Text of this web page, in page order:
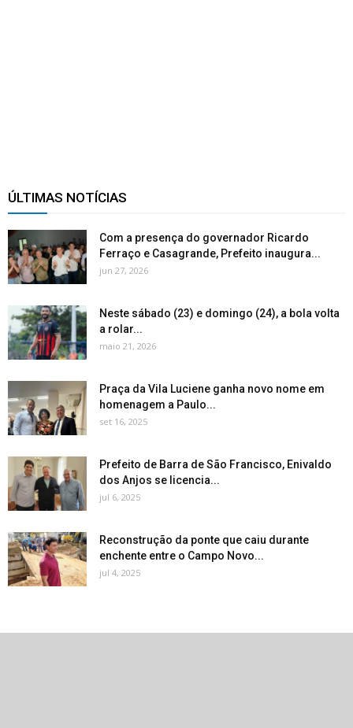
ÚLTIMAS NOTÍCIAS
Com a presença do governador Ricardo
Ferraço e Casagrande, Prefeito inaugura...
jun 27, 2026
Neste sábado (23) e domingo (24), a bola volta
a rolar...
maio 21, 2026
Praça da Vila Luciene ganha novo nome em
homenagem a Paulo...
set 16, 2025
Prefeito de Barra de São Francisco, Enivaldo
dos Anjos se licencia...
jul 6, 2025
Reconstrução da ponte que caiu durante
enchente entre o Campo Novo...
jul 4, 2025